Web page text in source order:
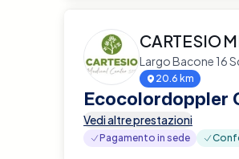
CARTESIO
Largo Bacone 16
20.6 km
Ecocolordoppler
Vedi altre prestazioni
Pagamento in sede